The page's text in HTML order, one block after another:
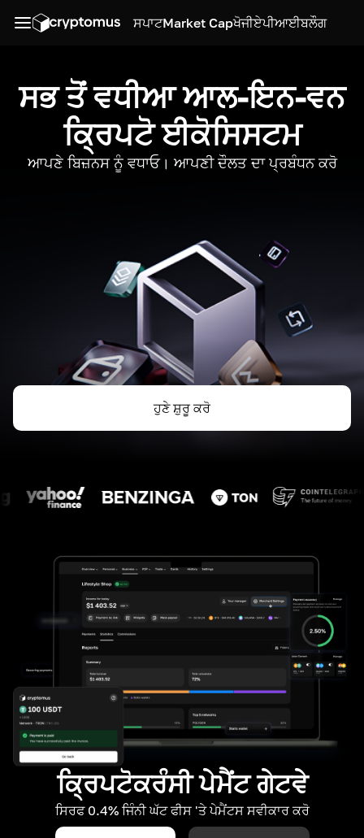
ਸਪਾਟMarket Capਖੋਜੀਏਪੀਆਈਬਲੌਗ
ਸਭ ਤੋਂ ਵਧੀਆ ਆਲ-ਇਨ-ਵਨ
ਕ੍ਰਿਪਟੋ ਈਕੋਸਿਸਟਮ
ਆਪਣੇ ਬਿਜ਼ਨਸ ਨੂੰ ਵਧਾਓ। ਆਪਣੀ ਦੌਲਤ ਦਾ ਪ੍ਰਬੰਧਨ ਕਰੋ
ਹੁਣੇ ਸ਼ੁਰੂ ਕਰੋ
ਕ੍ਰਿਪਟੋਕਰੰਸੀ ਪੇਮੈਂਟ ਗੇਟਵੇ
ਸਿਰਫ 0.4% ਜਿੰਨੀ ਘੱਟ ਫੀਸ 'ਤੇ ਪੇਮੈਂਟਸ ਸਵੀਕਾਰ ਕਰੋ